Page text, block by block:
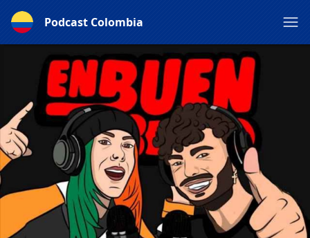
Podcast Colombia